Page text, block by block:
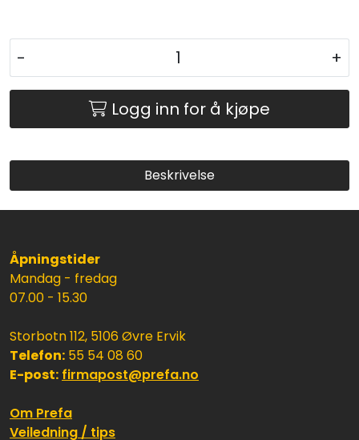
- +
Logg inn for å kjøpe
Beskrivelse
Åpningstider
Mandag - fredag
07.00 - 15.30
Storbotn 112, 5106 Øvre Ervik
Telefon: 55 54 08 60
E-post: firmapost@prefa.no
Om Prefa
Veiledning / tips